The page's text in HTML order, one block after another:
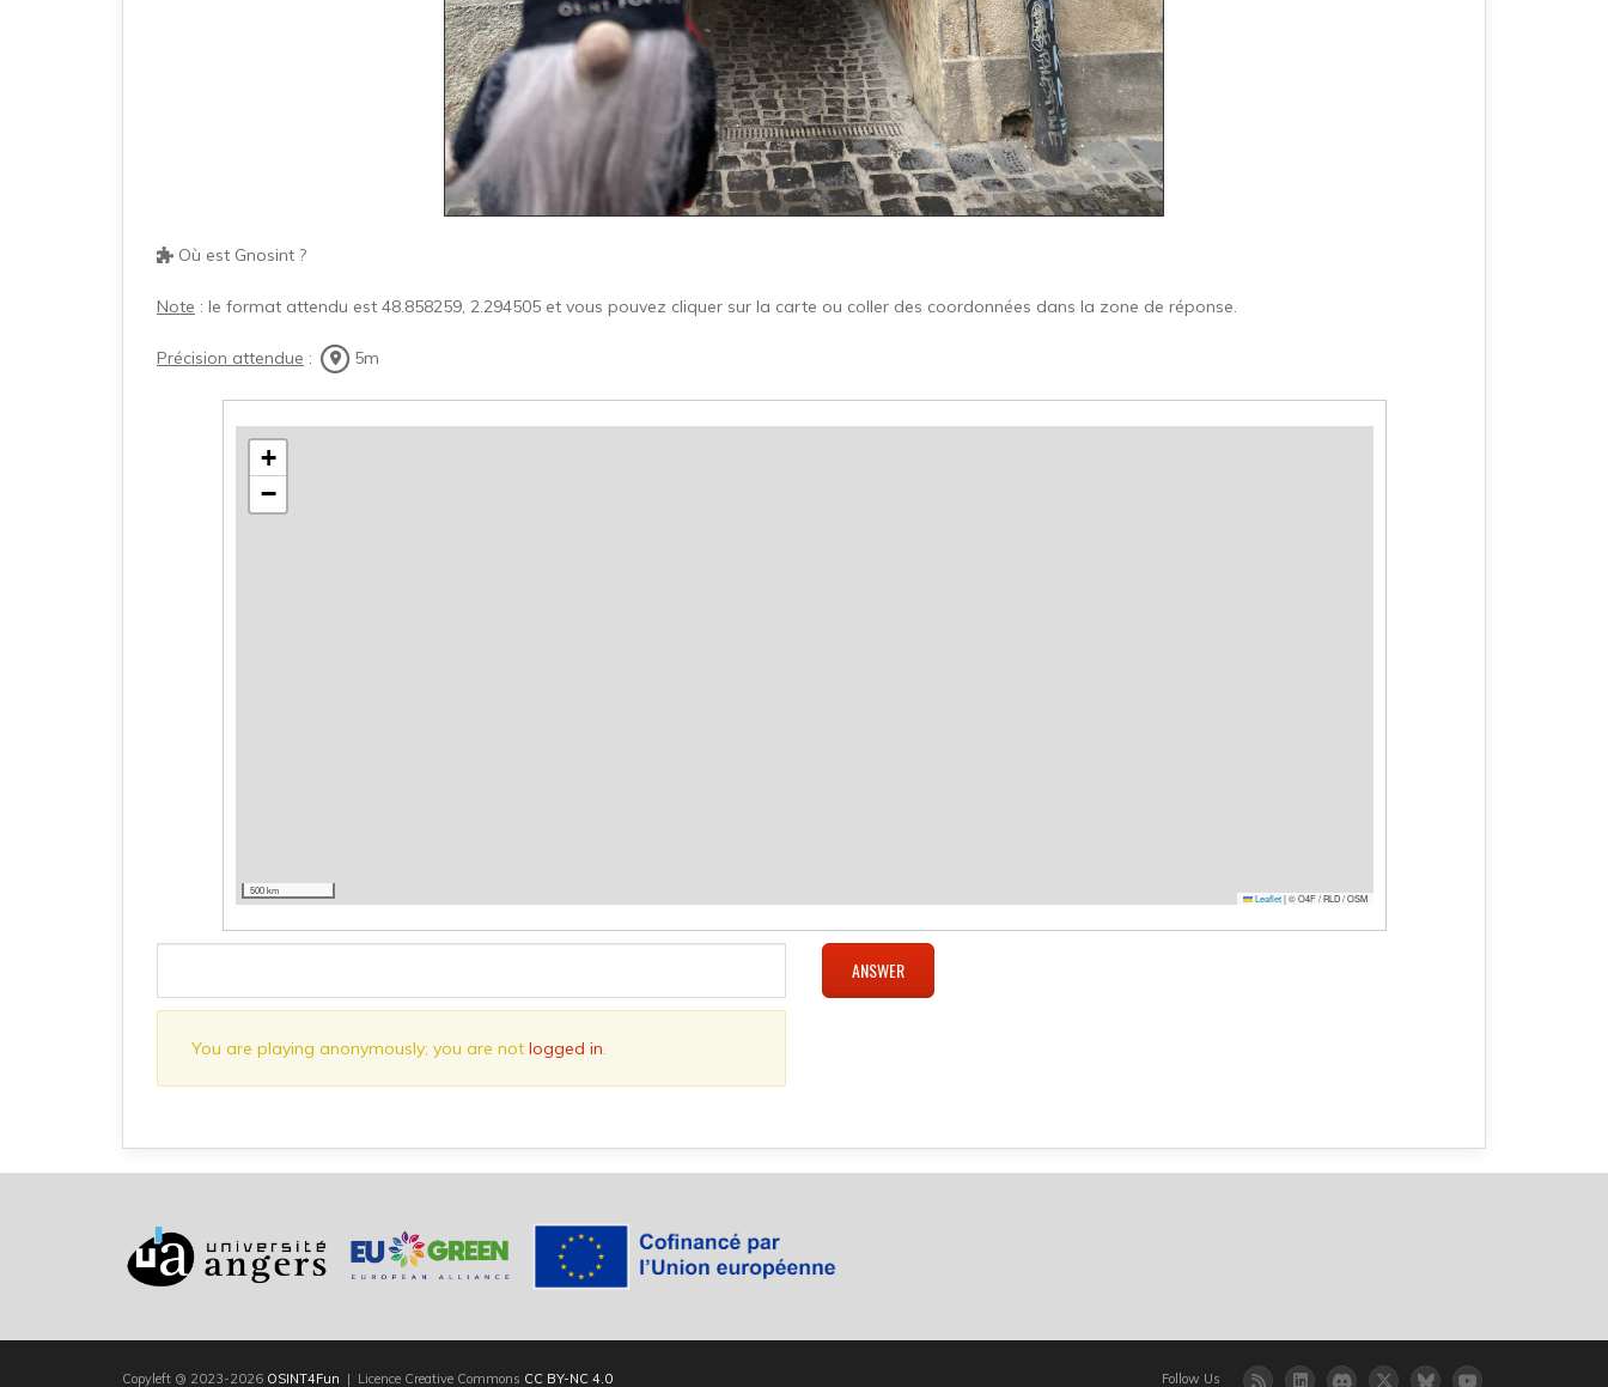
Où est Gnosint ?
Note : le format attendu est 48.858259, 2.294505 et vous pouvez cliquer sur la carte ou coller des coordonnées dans la zone de réponse.
Précision attendue : 5m
+
−
500 km
Leaflet |© O4F / RLD / OSM
ANSWER
You are playing anonymously; you are not logged in.
Copyleft © 2023-2026 OSINT4Fun | Licence Creative Commons CC BY-NC 4.0 Follow Us